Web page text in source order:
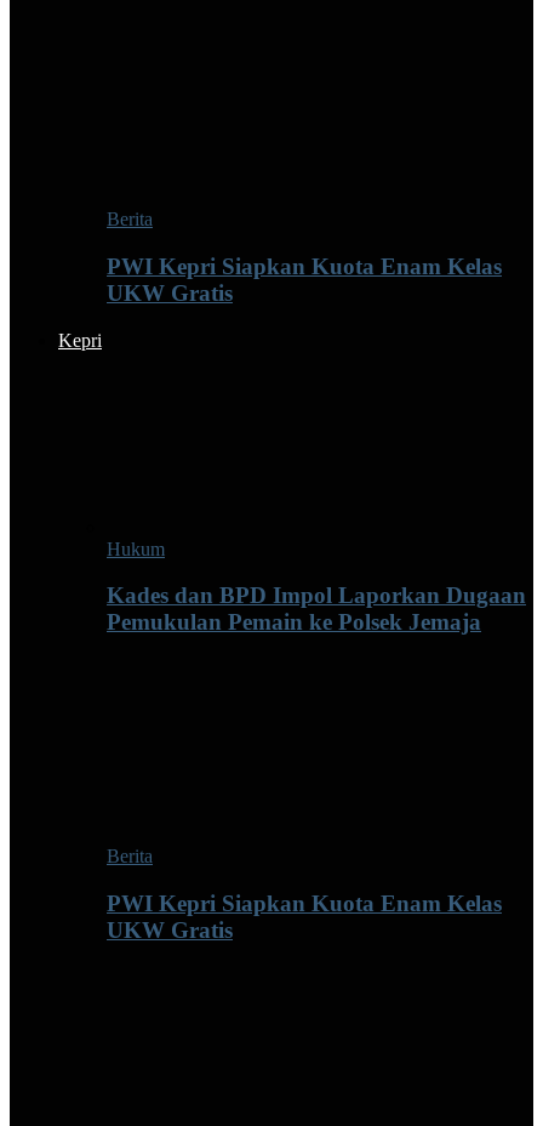
Berita
PWI Kepri Siapkan Kuota Enam Kelas
UKW Gratis
Kepri
Hukum
Kades dan BPD Impol Laporkan Dugaan
Pemukulan Pemain ke Polsek Jemaja
Berita
PWI Kepri Siapkan Kuota Enam Kelas
UKW Gratis